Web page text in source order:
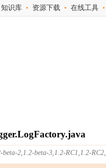
知识库 • 资源下载 •在线工具
2,1.2-beta-3,1.2-RC1,1.2-